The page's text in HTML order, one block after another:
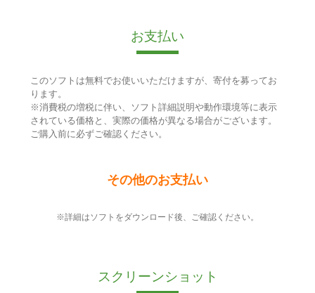
お支払い
このソフトは無料でお使いいただけますが、寄付を募ってお
ります。
※消費税の増税に伴い、ソフト詳細説明や動作環境等に表示
されている価格と、実際の価格が異なる場合がございます。
ご購入前に必ずご確認ください。
その他のお支払い
※詳細はソフトをダウンロード後、ご確認ください。
スクリーンショット